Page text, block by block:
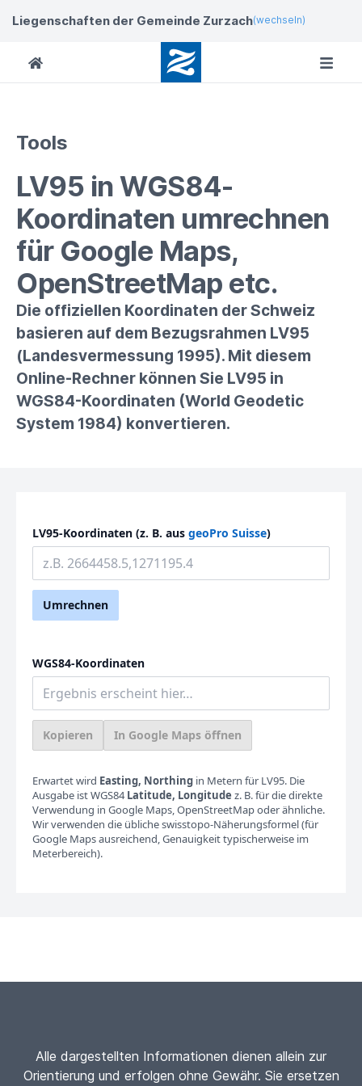
Liegenschaften der Gemeinde Zurzach(wechseln)
Tools
LV95 in WGS84-
Koordinaten umrechnen
für Google Maps,
OpenStreetMap etc.
Die offiziellen Koordinaten der Schweiz
basieren auf dem Bezugsrahmen LV95
(Landesvermessung 1995). Mit diesem
Online-Rechner können Sie LV95 in
WGS84-Koordinaten (World Geodetic
System 1984) konvertieren.
LV95-Koordinaten (z. B. aus geoPro Suisse)
Umrechnen
WGS84-Koordinaten
Kopieren In Google Maps öffnen
Erwartet wird Easting, Northing in Metern für LV95. Die
Ausgabe ist WGS84Latitude, Longitude z. B. für die direkte
Verwendung in Google Maps, OpenStreetMap oder ähnliche.
Wir verwenden die übliche swisstopo-Näherungsformel (für
Google Maps ausreichend, Genauigkeit typischerweise im
Meterbereich).
Alle dargestellten Informationen dienen allein zur
Orientierung und erfolgen ohne Gewähr. Sie ersetzen